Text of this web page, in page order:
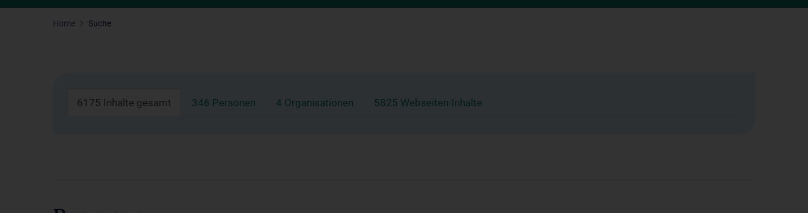
Home Suche
6175 Inhalte gesamt 346 Personen 4 Organisationen 5825 Webseiten-Inhalte